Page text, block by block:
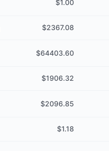
$1.00
$2367.08
$64403.60
$1906.32
$2096.85
$1.18